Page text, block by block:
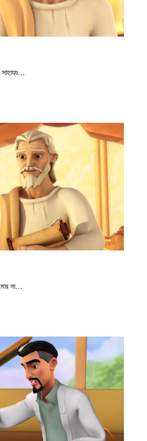
পবিত্র আত্মা যেভাবে সবখানে বিরাজ করেন, সাহায্য করেন এবং পরামর্শ দেন সেই বিষয়েই যোহন বলছেন।
যোহন পবিত্র আত্মা সম্পর্কে জয়া এবং গিজমোর সাথে কথা বলেন।